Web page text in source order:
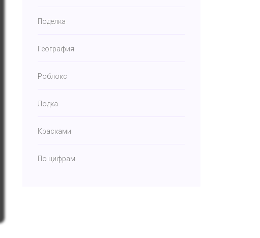
Поделка
География
Роблокс
Лодка
Красками
По цифрам